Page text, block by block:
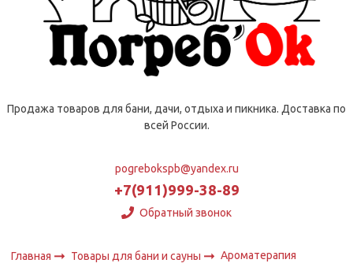
Продажа товаров для бани, дачи, отдыха и пикника. Доставка по
всей России.
pogrebokspb@yandex.ru
+7(911)999-38-89
Обратный звонок
Главная Товары для бани и сауны Ароматерапия